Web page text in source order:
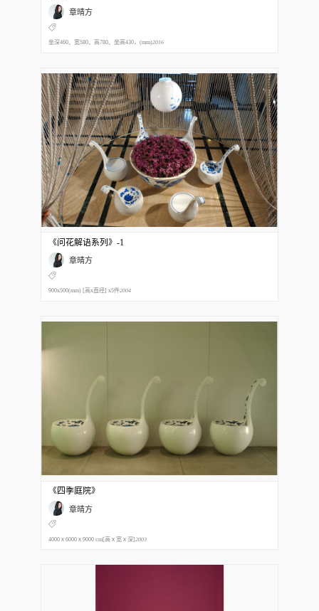
章晴方
坐深460、宽580、高780、坐高430，(mm)2016
《问花解语系列》-1
章晴方
900x500(mm) [高x直径] x5件2004
《四季庭院》
章晴方
4000ｘ6000ｘ9000 cm[高ｘ宽ｘ深] 2003